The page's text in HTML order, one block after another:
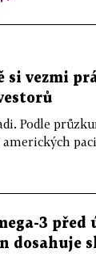
si vezmi
Podle
3 před
dosahuje